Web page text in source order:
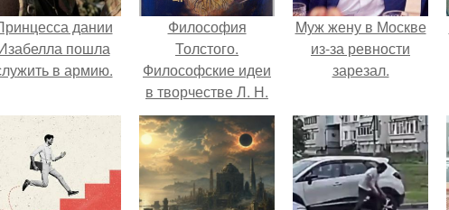
дании
пошла
в армию.
Философия
Толстого.
Философские идеи
в творчестве Л. Н.
Толстого.
Mуж жену в Москве
из-за ревности
зарезал.